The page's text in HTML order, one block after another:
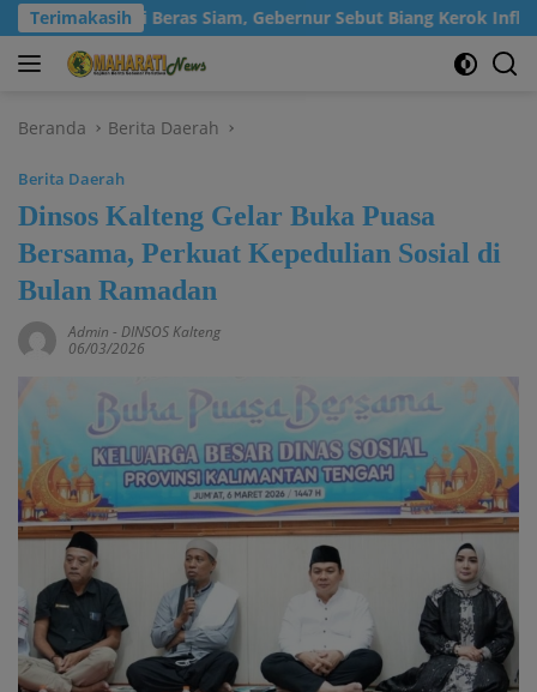
Langsung
ke
konten
Terimakasih
Konsumsi Beras Siam, Gebernur Sebut Biang Kerok Inflasi
Beranda Berita Daerah
Berita Daerah
Dinsos Kalteng Gelar Buka Puasa
Bersama, Perkuat Kepedulian Sosial di
Bulan Ramadan
Admin - DINSOS Kalteng
06/03/2026